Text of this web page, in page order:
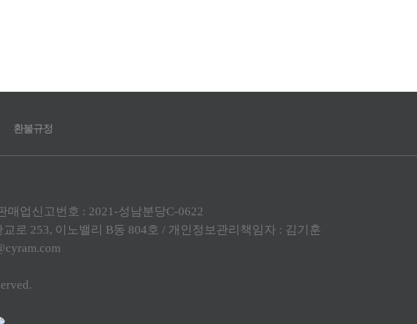
환불규정
매업신고번호 : 2021-성남분당C-0622
로 253, 이노밸리 B동 804호 / 개인정보관리책임자 : 김기훈